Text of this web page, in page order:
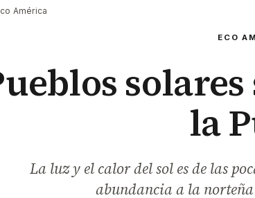
América
ECO
la
La luz y el calor del sol es de las
abundancia a la